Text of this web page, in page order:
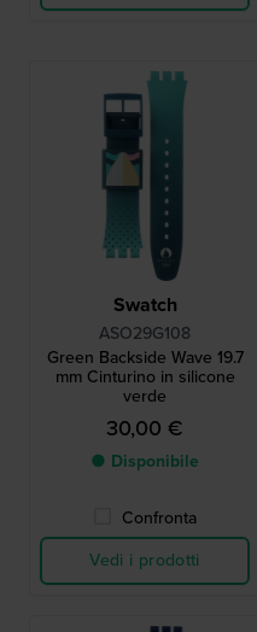
Swatch
ASO29G108
Green Backside Wave 19.7
mm Cinturino in silicone
verde
30,00 €
● Disponibile
Confronta
Vedi i prodotti